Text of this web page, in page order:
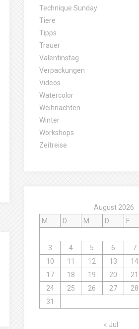
Technique Sunday
Tiere
Tipps
Trauer
Valentinstag
Verpackungen
Videos
Watercolor
Weihnachten
Winter
Workshops
Zeitreise
August 2026
M
D M D F
3
4 5 6 7
10
11 12 13 14
17
18 19 20 21
24
25 26 27 28
31
« Jul